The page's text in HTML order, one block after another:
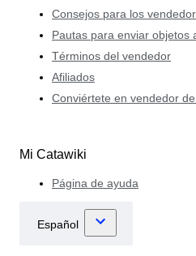
Consejos para los
Pautas para enviar objetos
Términos del vendedor
Afiliados
Conviértete en vendedor
Mi Catawiki
Página de ayuda